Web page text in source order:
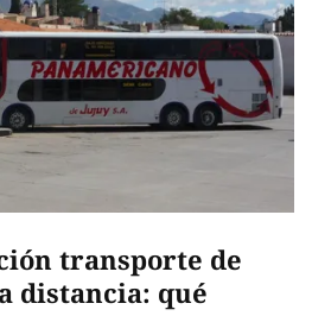
transporte de
distancia: qué